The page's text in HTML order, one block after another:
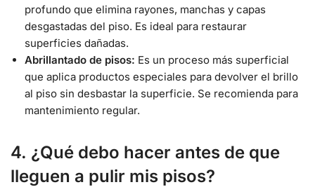
profundo que elimina rayones, manchas y capas
desgastadas del piso. Es ideal para restaurar
superficies dañadas.
Abrillantado de pisos: Es un proceso más superficial
que aplica productos especiales para devolver el brillo
al piso sin desbastar la superficie. Se recomienda para
mantenimiento regular.
4. ¿Qué debo hacer antes de que
lleguen a pulir mis pisos?